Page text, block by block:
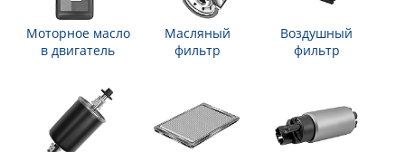
Моторное масло
в двигатель
Масляный
фильтр
Воздушный
фильтр